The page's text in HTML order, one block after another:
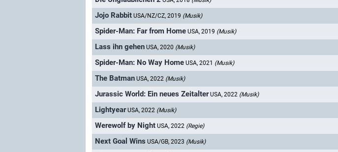
Jojo Rabbit USA/NZ/CZ, 2019 (Musik)
Spider-Man: Far from Home USA, 2019 (Musik)
Lass ihn gehen USA, 2020 (Musik)
Spider-Man: No Way Home USA, 2021 (Musik)
The Batman USA, 2022 (Musik)
Jurassic World: Ein neues Zeitalter USA, 2022 (Musik)
Lightyear USA, 2022 (Musik)
Werewolf by Night USA, 2022 (Regie)
Next Goal Wins USA/GB, 2023 (Musik)